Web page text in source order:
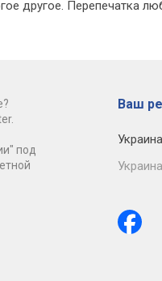
другое. Перепечатка
под
Ваш
Украина
Украина